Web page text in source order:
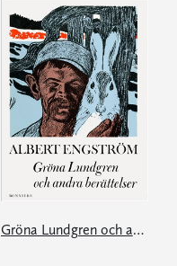
Gröna Lundgren och andra berättelser